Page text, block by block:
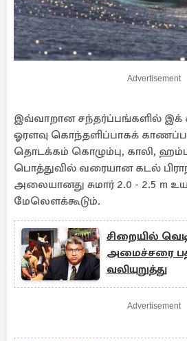
Advertisement
இவ்வாறான சந்தர்ப்பங்களில் இக்
ஓரளவு கொந்தளிப்பாகக்
தொடக்கம் கொழும்பு, காலி,
பொத்துவில் வரையான கடல்
அலையானது சுமார் 2.0 - 2.5 m
மேலெளக்கூடும்.
சிறையில்
அமைச்சரை
வலியுறுத்து
Advertisement